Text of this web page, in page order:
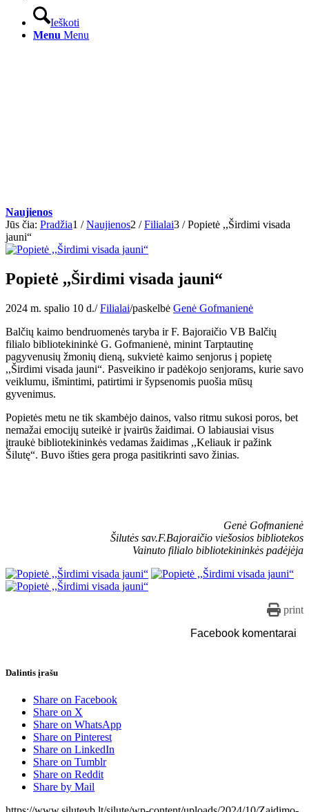
Ieškoti
Menu Menu
Naujienos
Jūs čia: Pradžia1 / Naujienos2 / Filialai3 / Popietė ,,Širdimi visada
jauni“
Popietė ,,Širdimi visada jauni“
2024 m. spalio 10 d./ Filialai/paskelbė Genė Gofmanienė
Balčių kaimo bendruomenės taryba ir F. Bajoraičio VB Balčių
filialo bibliotekininkė G. Gofmanienė, minint Tarptautinę
pagyvenusių žmonių dieną, sukvietė kaimo senjorus į popietę
,,Širdimi visada jauni“. Pasveikino ir padėkojo senjorams, kurie savo
veiklumu, išmintimi, patirtimi ir šypsenomis puošia mūsų
gyvenimus.
Popietės metu ne tik skambėjo dainos, valso ritmu sukosi poros, bet
nemažai emocijų suteikė ir įvairūs žaidimai. O labiausiai visus
įtraukė bibliotekininkės vedamas žaidimas ,,Keliauk ir pažink
Šilutę“. Buvo išties gera proga pasitikrinti savo žinias.
Genė Gofmanienė
Šilutės sav.F.Bajoraičio viešosios bibliotekos
Vainuto filialo bibliotekininkės padėjėja
print
Facebook komentarai
Dalintis įrašu
Share on Facebook
Share on X
Share on WhatsApp
Share on Pinterest
Share on LinkedIn
Share on Tumblr
Share on Reddit
Share by Mail